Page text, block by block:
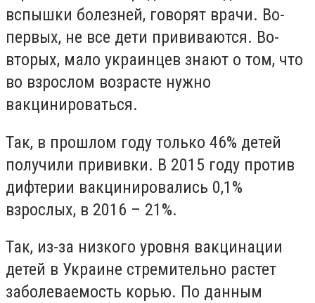
вспышки болезней, говорят врачи. Во-
первых, не все дети прививаются. Во-
вторых, мало украинцев знают о том, что
во взрослом возрасте нужно
вакцинироваться.
Так, в прошлом году только 46% детей
получили прививки. В 2015 году против
дифтерии вакцинировались 0,1%
взрослых, в 2016 – 21%.
Так, из-за низкого уровня вакцинации
детей в Украине стремительно растет
заболеваемость корью. По данным